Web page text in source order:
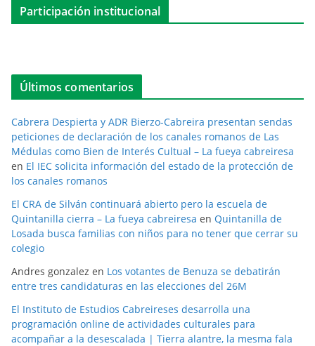
Participación institucional
Últimos comentarios
Cabrera Despierta y ADR Bierzo-Cabreira presentan sendas
peticiones de declaración de los canales romanos de Las
Médulas como Bien de Interés Cultual – La fueya cabreiresa
en El IEC solicita información del estado de la protección de
los canales romanos
El CRA de Silván continuará abierto pero la escuela de
Quintanilla cierra – La fueya cabreiresa en Quintanilla de
Losada busca familias con niños para no tener que cerrar su
colegio
Andres gonzalez en Los votantes de Benuza se debatirán
entre tres candidaturas en las elecciones del 26M
El Instituto de Estudios Cabreireses desarrolla una
programación online de actividades culturales para
acompañar a la desescalada | Tierra alantre, la mesma fala